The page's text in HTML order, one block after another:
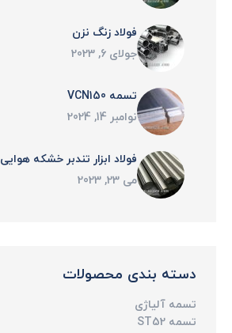
فولاد زنگ نزن
جولای 6, 2023
تسمه VCN150
نوامبر 14, 2024
فولاد ابزار تندبر خشكه هوايی HSS
می 23, 2023
دسته بندی محصولات
تسمه آلیاژی
تسمه ST52